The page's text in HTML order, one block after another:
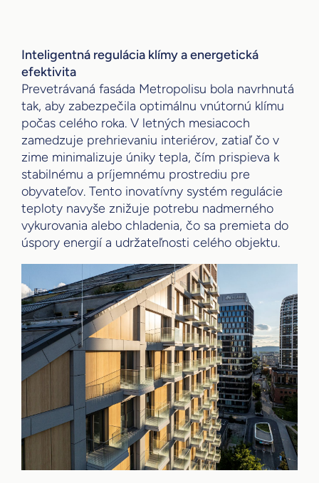
Inteligentná regulácia klímy a energetická
efektivita
Prevetrávaná fasáda Metropolisu bola navrhnutá
tak, aby zabezpečila optimálnu vnútornú klímu
počas celého roka. V letných mesiacoch
zamedzuje prehrievaniu interiérov, zatiaľ čo v
zime minimalizuje úniky tepla, čím prispieva k
stabilnému a príjemnému prostrediu pre
obyvateľov. Tento inovatívny systém regulácie
teploty navyše znižuje potrebu nadmerného
vykurovania alebo chladenia, čo sa premieta do
úspory energií a udržateľnosti celého objektu.